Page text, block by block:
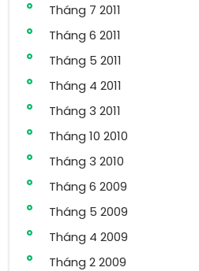
Tháng 7 2011
Tháng 6 2011
Tháng 5 2011
Tháng 4 2011
Tháng 3 2011
Tháng 10 2010
Tháng 3 2010
Tháng 6 2009
Tháng 5 2009
Tháng 4 2009
Tháng 2 2009